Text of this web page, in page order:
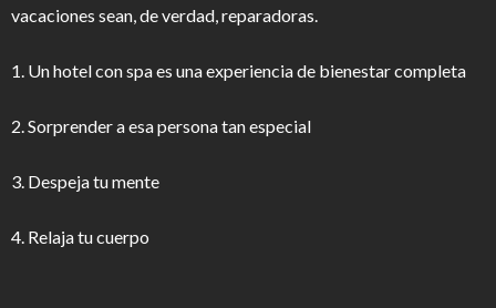
vacaciones sean, de verdad, reparadoras.
1. Un hotel con spa es una experiencia de bienestar completa
2. Sorprender a esa persona tan especial
3. Despeja tu mente
4. Relaja tu cuerpo